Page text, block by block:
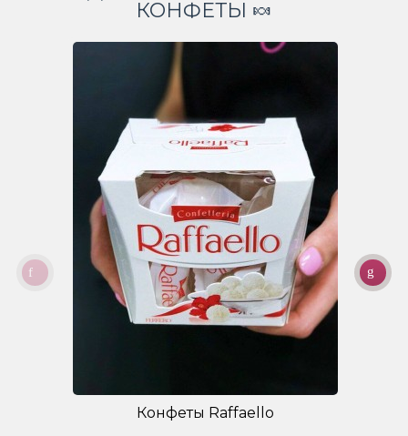
КОНФЕТЫ 🍬
Конфеты Raffaello